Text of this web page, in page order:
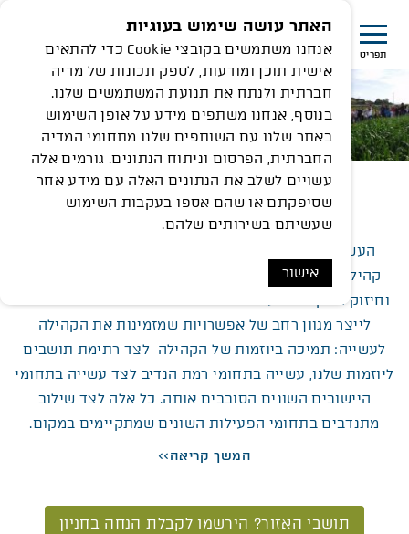
תפריט
שכנים בסביבה
העשייה בתחום הקהילה ברמת הנדיב מתמקדת בחיבור
קהילות המרחב לערכי הקיימות, תוך שיפור איכות החיים
וחיזוק הזיקה לטבע בכלל ולרמת הנדיב בפרט. השאיפה היא
לייצר מגוון רחב של אפשרויות שמזמינות את הקהילה
לעשייה: תמיכה ביוזמות של הקהילה לצד רתימת תושבים
ליוזמות שלנו, עשייה בתחומי רמת הנדיב לצד עשייה בתחומי
היישובים השונים הסובבים אותה. כל אלה לצד שילוב
מתנדבים בתחומי הפעילות השונים שמתקיימים במקום.
המשך קריאה>>
תושבי האזור? הירשמו לקבלת הנחה בחניון
האתר עושה שימוש בעוגיות
אנחנו משתמשים בקובצי Cookie כדי להתאים
אישית תוכן ומודעות, לספק תכונות של מדיה
חברתית ולנתח את תנועת המשתמשים שלנו.
בנוסף, אנחנו משתפים מידע על אופן השימוש
באתר שלנו עם השותפים שלנו מתחומי המדיה
החברתית, הפרסום וניתוח הנתונים. גורמים אלה
עשויים לשלב את הנתונים האלה עם מידע אחר
שסיפקתם או שהם אספו בעקבות השימוש
שעשיתם בשירותים שלהם.
אישור